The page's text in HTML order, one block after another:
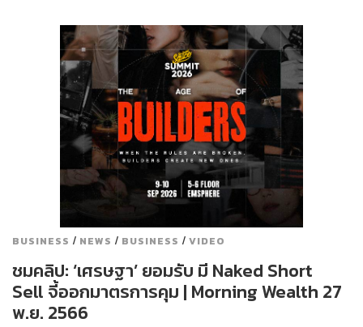
BUSINESS / NEWS / BUSINESS / VIDEO
ชมคลิป: ‘เศรษฐา’ ยอมรับ มี Naked Short
Sell จี้ออกมาตรการคุม | Morning Wealth 27
พ.ย. 2566